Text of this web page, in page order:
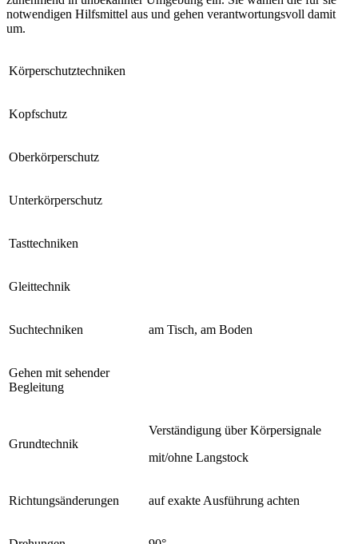
notwendigen Hilfsmittel aus und gehen verantwortungsvoll damit
um.
Körperschutztechniken
Kopfschutz
Oberkörperschutz
Unterkörperschutz
Tasttechniken
Gleittechnik
Suchtechniken am Tisch, am Boden
Gehen mit sehender
Begleitung
Grundtechnik
Verständigung über Körpersignale
mit/ohne Langstock
Richtungsänderungen auf exakte Ausführung achten